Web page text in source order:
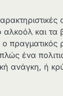
αλκοόλ και τα
πραγματικός
ένα
ανάγκη, ή